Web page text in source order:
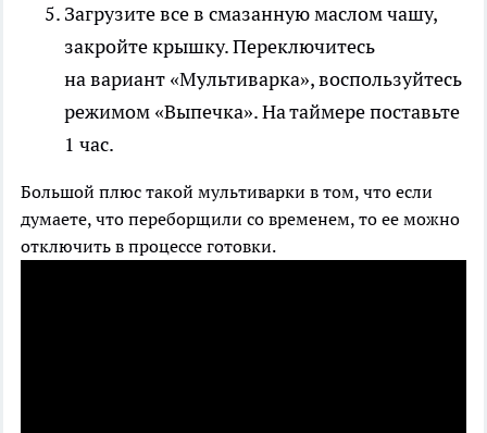
Загрузите все в смазанную маслом чашу,
закройте крышку. Переключитесь
на вариант «Мультиварка», воспользуйтесь
режимом «Выпечка». На таймере поставьте
1 час.
Большой плюс такой мультиварки в том, что если
думаете, что переборщили со временем, то ее можно
отключить в процессе готовки.